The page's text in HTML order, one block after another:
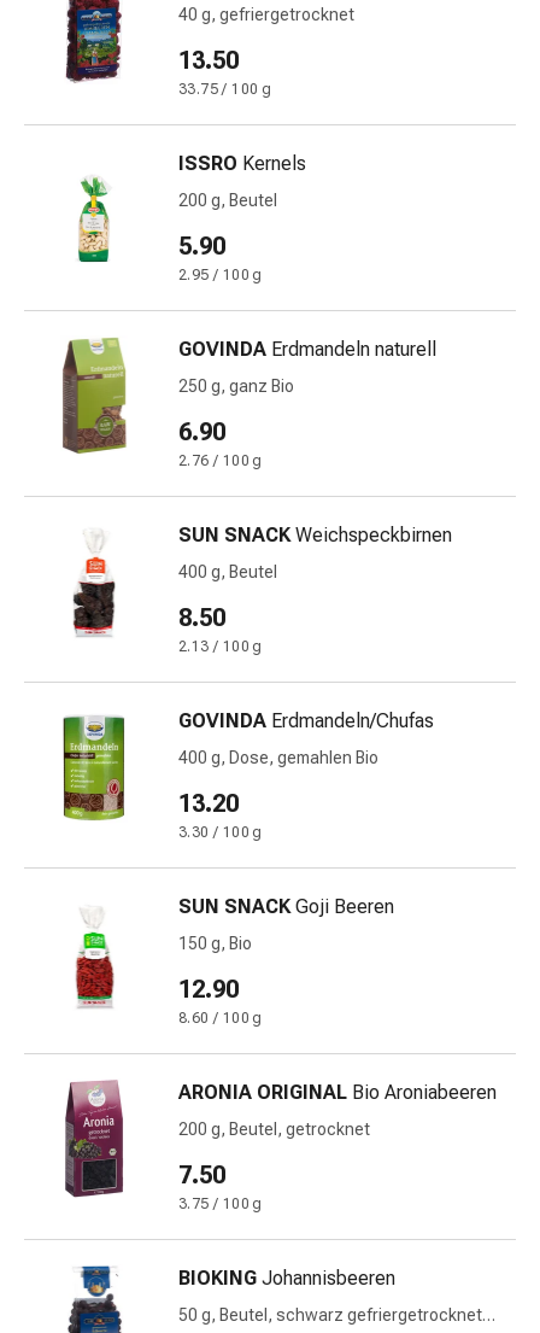
Schlauch-
Netzverbände
Verbandsmaterial
Verbrennungen
Verbandwechsel-
Sets
Wundauflagen
Wundverschlussstreifen
kleber
Tupfer
Ohren
und
Augen
Ohrenbeschwerden
Ohrenpflege
Augentropfen
Augenentzündungen
Augenhygiene
Herz
&
Kompressions-
Strümpfe
Rauchstopp
Venenbeschwerden
Herznerven-
Störung
Konzentrationsstörung
Allergien
Antiallergika
Haut
40 g, gefriergetrocknet
13.50
33.75 / 100 g
ISSRO Kernels
200 g, Beutel
5.90
2.95 / 100 g
GOVINDA Erdmandeln naturell
250 g, ganz Bio
6.90
2.76 / 100 g
SUN SNACK Weichspeckbirnen
400 g, Beutel
8.50
2.13 / 100 g
GOVINDA Erdmandeln/Chufas
400 g, Dose, gemahlen Bio
13.20
3.30 / 100 g
SUN SNACK Goji Beeren
150 g, Bio
12.90
8.60 / 100 g
ARONIA ORIGINAL Bio Aroniabeeren
200 g, Beutel, getrocknet
7.50
3.75 / 100 g
BIOKING Johannisbeeren
50 g, Beutel, schwarz gefriergetrocknet